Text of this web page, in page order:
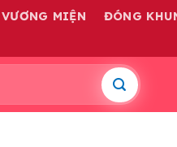
MIỆN ĐÓNG